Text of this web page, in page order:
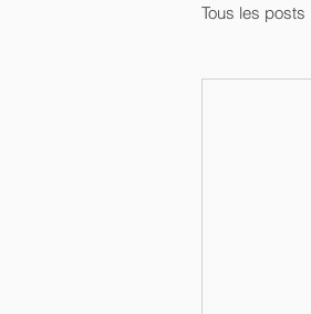
Tous les posts